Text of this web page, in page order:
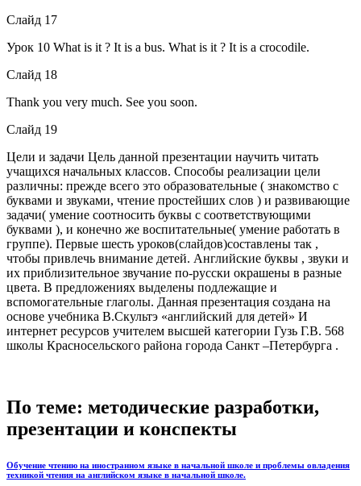
Слайд 17
Урок 10 What is it ? It is a bus. What is it ? It is a crocodile.
Слайд 18
Thank you very much. See you soon.
Слайд 19
Цели и задачи Цель данной презентации научить читать
учащихся начальных классов. Способы реализации цели
различны: прежде всего это образовательные ( знакомство с
буквами и звуками, чтение простейших слов ) и развивающие
задачи( умение соотносить буквы с соответствующими
буквами ), и конечно же воспитательные( умение работать в
группе). Первые шесть уроков(слайдов)составлены так ,
чтобы привлечь внимание детей. Английские буквы , звуки и
их приблизительное звучание по-русски окрашены в разные
цвета. В предложениях выделены подлежащие и
вспомогательные глаголы. Данная презентация создана на
основе учебника В.Скультэ «английский для детей» И
интернет ресурсов учителем высшей категории Гузь Г.В. 568
школы Красносельского района города Санкт –Петербурга .
По теме: методические разработки,
презентации и конспекты
Обучение чтению на иностранном языке в начальной школе и проблемы овладения
техникой чтения на английском языке в начальной школе.